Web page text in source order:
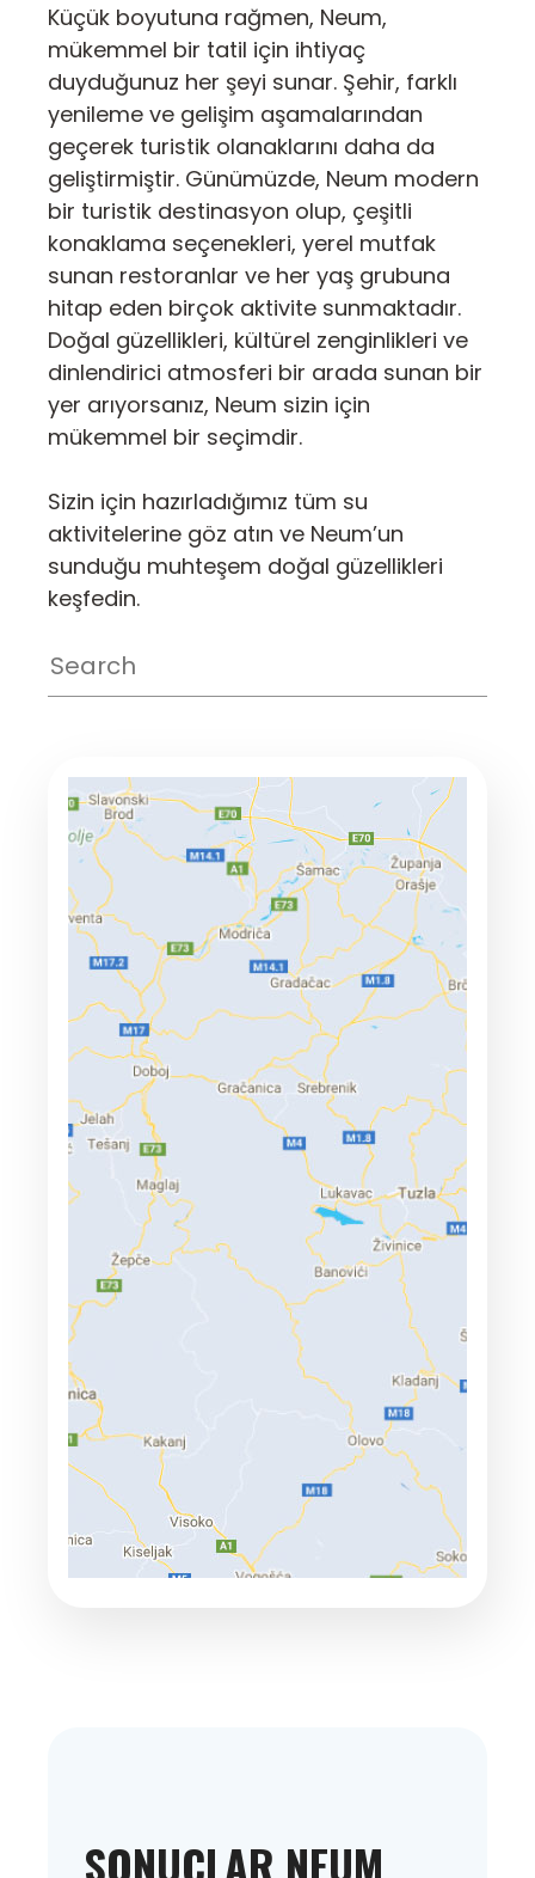
Küçük boyutuna rağmen, Neum,
mükemmel bir tatil için ihtiyaç
duyduğunuz her şeyi sunar. Şehir, farklı
yenileme ve gelişim aşamalarından
geçerek turistik olanaklarını daha da
geliştirmiştir. Günümüzde, Neum modern
bir turistik destinasyon olup, çeşitli
konaklama seçenekleri, yerel mutfak
sunan restoranlar ve her yaş grubuna
hitap eden birçok aktivite sunmaktadır.
Doğal güzellikleri, kültürel zenginlikleri ve
dinlendirici atmosferi bir arada sunan bir
yer arıyorsanız, Neum sizin için
mükemmel bir seçimdir.
Sizin için hazırladığımız tüm su
aktivitelerine göz atın ve Neum’un
sunduğu muhteşem doğal güzellikleri
keşfedin.
SONUÇLAR NEUM